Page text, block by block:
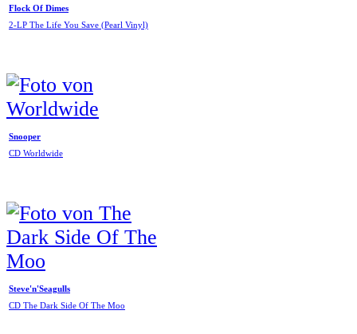
Flock Of Dimes
2-LP The Life You Save (Pearl Vinyl)
Snooper
CD Worldwide
Steve'n'Seagulls
CD The Dark Side Of The Moo